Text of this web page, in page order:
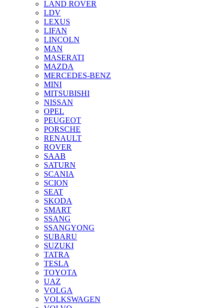
LAND ROVER
LDV
LEXUS
LIFAN
LINCOLN
MAN
MASERATI
MAZDA
MERCEDES-BENZ
MINI
MITSUBISHI
NISSAN
OPEL
PEUGEOT
PORSCHE
RENAULT
ROVER
SAAB
SATURN
SCANIA
SCION
SEAT
SKODA
SMART
SSANG
SSANGYONG
SUBARU
SUZUKI
TATRA
TESLA
TOYOTA
UAZ
VOLGA
VOLKSWAGEN